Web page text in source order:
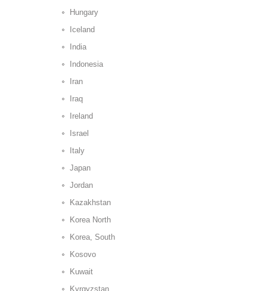
Hungary
Iceland
India
Indonesia
Iran
Iraq
Ireland
Israel
Italy
Japan
Jordan
Kazakhstan
Korea North
Korea, South
Kosovo
Kuwait
Kyrgyzstan